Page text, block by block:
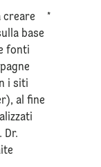
creare
base
fonti
i siti
al fine
Dr.
*